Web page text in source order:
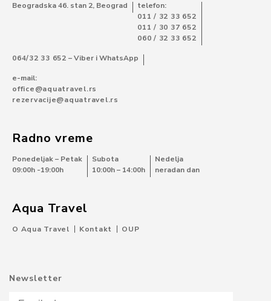
Beogradska 46. stan 2, Beograd
telefon:
011 / 32 33 652
011 / 30 37 652
060 / 32 33 652
064/32 33 652 – Viber i WhatsApp
e-mail:
office@aquatravel.rs
rezervacije@aquatravel.rs
Radno vreme
Ponedeljak – Petak
09:00h -19:00h
Subota
10:00h – 14:00h
Nedelja
neradan dan
Aqua Travel
O Aqua Travel Kontakt OUP
Newsletter